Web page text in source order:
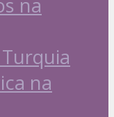
na
na